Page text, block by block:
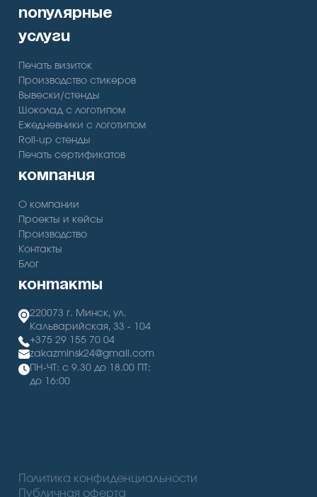
популярные
услуги
Печать визиток
Производство стикеров
Вывески/стенды
Шоколад с логотипом
Ежедневники с логотипом
Roll-up стенды
Печать сертификатов
компания
О компании
Проекты и кейсы
Производство
Контакты
Блог
контакты
220073 г. Минск, ул.
Кальварийская, 33 - 104
+375 29 155 70 04
zakazminsk24@gmail.com
ПН-ЧТ: с 9.30 до 18.00 ПТ:
до 16:00
Политика конфиденциальности
Публичная оферта